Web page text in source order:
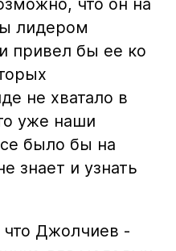
что он на
лидером
привел бы ее ко
не хватало в
уже наши
было бы на
знает и узнать
что Джолчиев -